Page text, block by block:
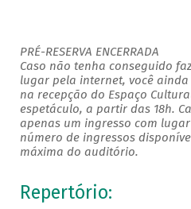
PRÉ-RESERVA ENCERRADA
Caso não tenha conseguido
lugar pela internet, você
na recepção do Espaço
espetáculo, a partir das 18h.
apenas um ingresso com
número de ingressos
máxima do auditório.
Repertório: